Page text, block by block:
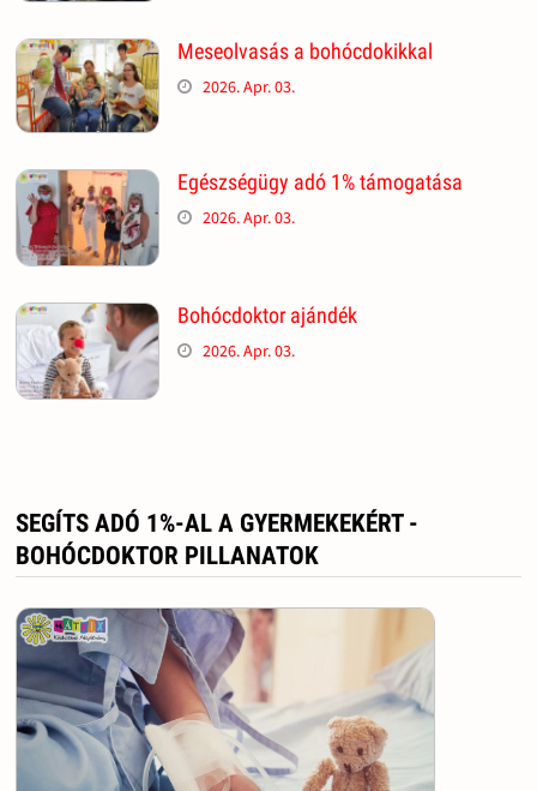
Meseolvasás a bohócdokikkal
2026. Apr. 03.
Egészségügy adó 1% támogatása
2026. Apr. 03.
Bohócdoktor ajándék
2026. Apr. 03.
SEGÍTS ADÓ 1%-AL A GYERMEKEKÉRT -
BOHÓCDOKTOR PILLANATOK